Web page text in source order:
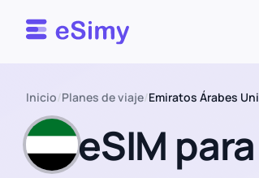
Esimy
Inicio/Planes de viaje/Emiratos Árabes
eSIM